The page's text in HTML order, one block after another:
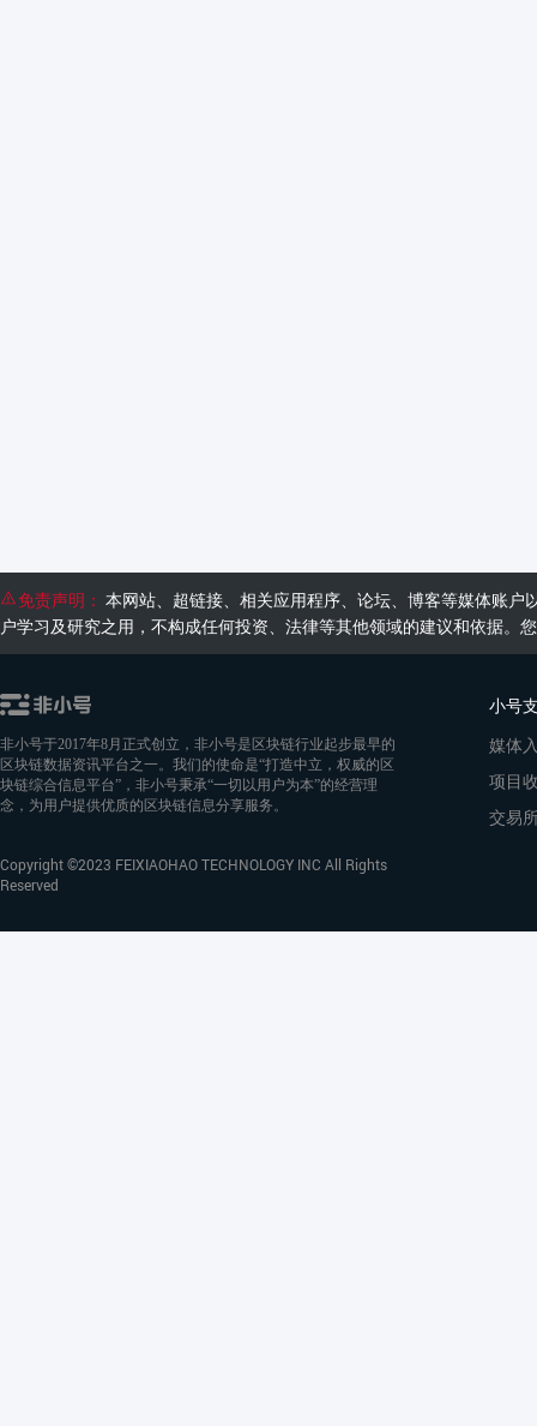
免责声明： 本网站、超链接、相关应用程序、论坛、博客等媒体账
户学习及研究之用，不构成任何投资、法律等其他领域的建议和依据
非小号于2017年8月正式创立，非小号是区块链行业起步最早的
区块链数据资讯平台之一。我们的使命是“打造中立，权威的区
块链综合信息平台”，非小号秉承“一切以用户为本”的经营理
念，为用户提供优质的区块链信息分享服务。
Copyright ©2023 FEIXIAOHAO TECHNOLOGY INC All Rights
Reserved
小号
媒体
项目
交易